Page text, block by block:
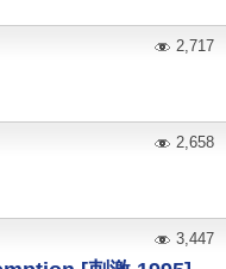
2,717
2,658
3,447